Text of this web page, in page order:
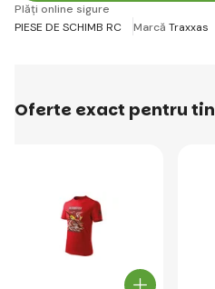
Plăți online sigure
PIESE DE SCHIMB RC
Marcă Traxxas
Oferte exact pentru